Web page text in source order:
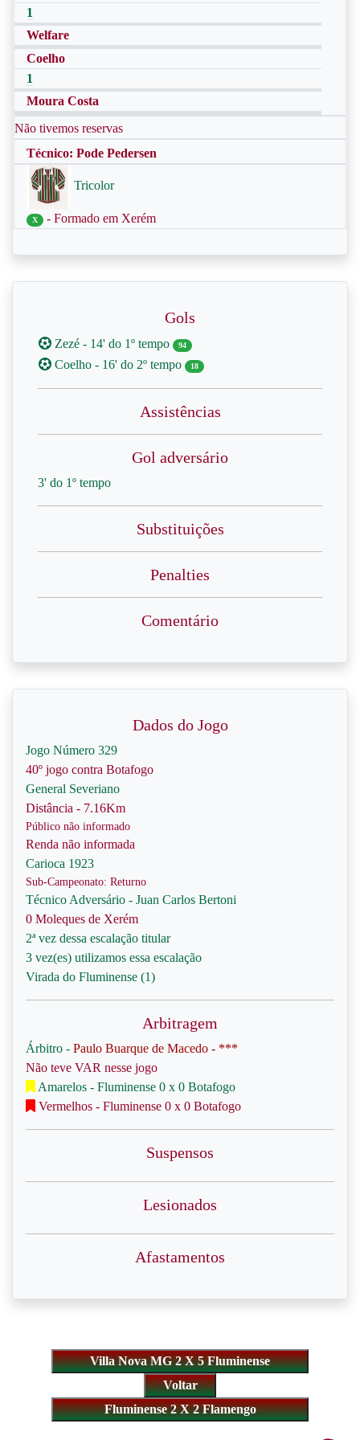
1
Welfare
Coelho
1
Moura Costa
Não tivemos reservas
Técnico: Pode Pedersen
Tricolor
X - Formado em Xerém
Gols
Zezé - 14' do 1º tempo 94
Coelho - 16' do 2º tempo 18
Assistências
Gol adversário
3' do 1º tempo
Substituições
Penalties
Comentário
Dados do Jogo
Jogo Número 329
40º jogo contra Botafogo
General Severiano
Distância - 7.16Km
Público não informado
Renda não informada
Carioca 1923
Sub-Campeonato: Returno
Técnico Adversário - Juan Carlos Bertoni
0 Moleques de Xerém
2ª vez dessa escalação titular
3 vez(es) utilizamos essa escalação
Virada do Fluminense (1)
Arbitragem
Árbitro - Paulo Buarque de Macedo - ***
Não teve VAR nesse jogo
Amarelos - Fluminense 0 x 0 Botafogo
Vermelhos - Fluminense 0 x 0 Botafogo
Suspensos
Lesionados
Afastamentos